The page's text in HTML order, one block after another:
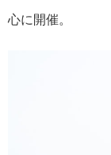
心に開催。